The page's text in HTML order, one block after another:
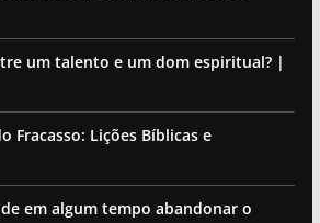
um talento e um dom espiritual? |
Fracasso: Lições Bíblicas e
em algum tempo abandonar o